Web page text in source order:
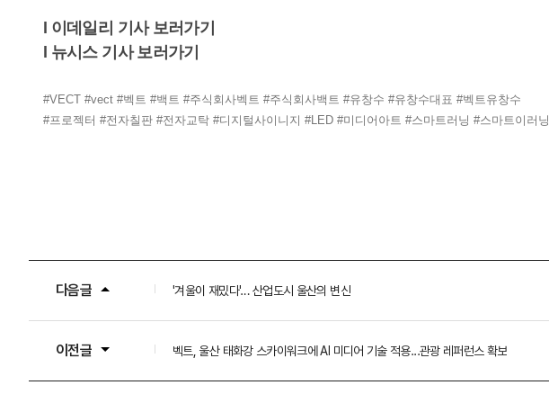
l 이데일리 기사 보러가기
l 뉴시스 기사 보러가기
#VECT #vect #벡트 #백트 #주식회사벡트 #주식회사백트 #유창수 #유창수대표 #벡트유창수
#프로젝터 #전자칠판 #전자교탁 #디지털사이니지 #LED #미디어아트 #스마트러닝 #스마트이러닝
다음글 '겨울이 재밌다'… 산업도시 울산의 변신
이전글 벡트, 울산 태화강 스카이워크에 AI 미디어 기술 적용...관광 레퍼런스 확보